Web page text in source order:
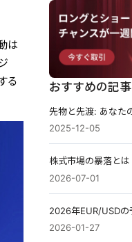
は
る
おすすめの記事
2025-12-05
2026-07-01
2026-01-27